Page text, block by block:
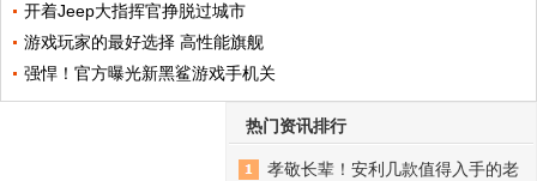
开着Jeep大指挥官挣脱过城市
游戏玩家的最好选择 高性能旗舰
强悍！官方曝光新黑鲨游戏手机关
热门资讯排行
孝敬长辈！安利几款值得入手的老